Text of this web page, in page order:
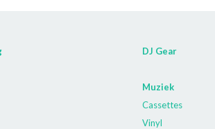
DJ Gear
Muziek
Cassettes
Vinyl